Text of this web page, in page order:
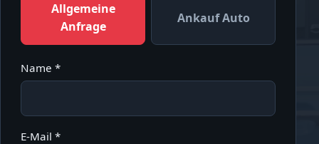
Allgemeine
Anfrage
Ankauf Auto
Name *
E-Mail *